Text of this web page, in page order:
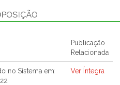
Publicação
Relacionada
no Sistema em:
Ver Íntegra